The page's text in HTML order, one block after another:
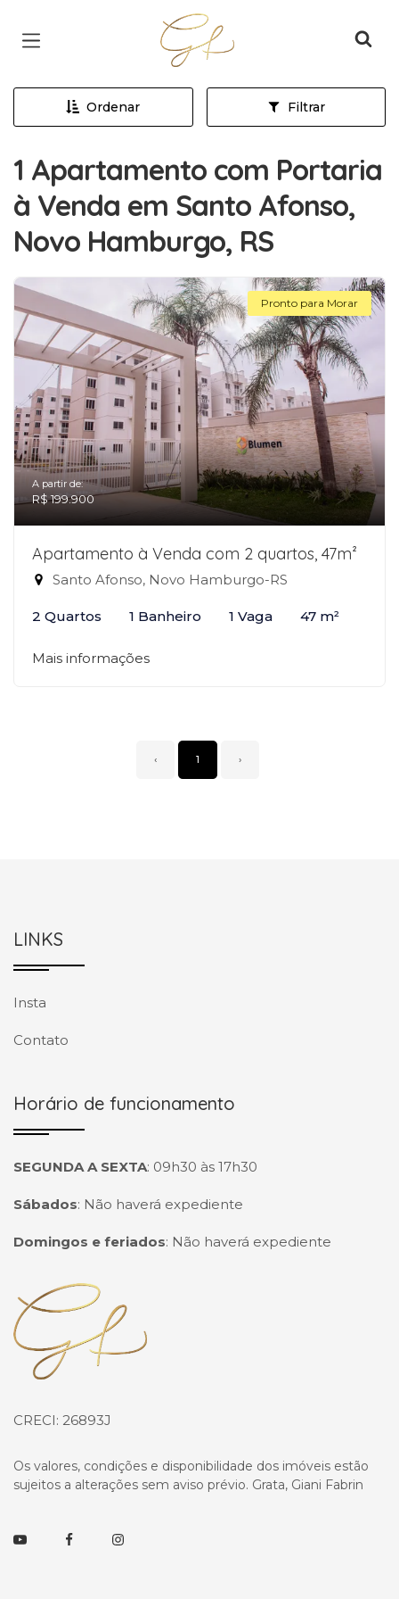
Página inicial
Ordenar Filtrar
1 Apartamento com Portaria
à Venda em Santo Afonso,
Novo Hamburgo, RS
Pronto para Morar
A partir de:
R$ 199.900
Apartamento à Venda com 2 quartos, 47m²
Santo Afonso, Novo Hamburgo-RS
2 Quartos 1 Banheiro 1 Vaga 47 m²
Mais informações
‹ 1 ›
LINKS
Insta
Contato
Horário de funcionamento
SEGUNDA A SEXTA: 09h30 às 17h30
Sábados: Não haverá expediente
Domingos e feriados: Não haverá expediente
Página inicial
CRECI: 26893J
Os valores, condições e disponibilidade dos imóveis estão
sujeitos a alterações sem aviso prévio. Grata, Giani Fabrin
YoutubeFacebookInstagram